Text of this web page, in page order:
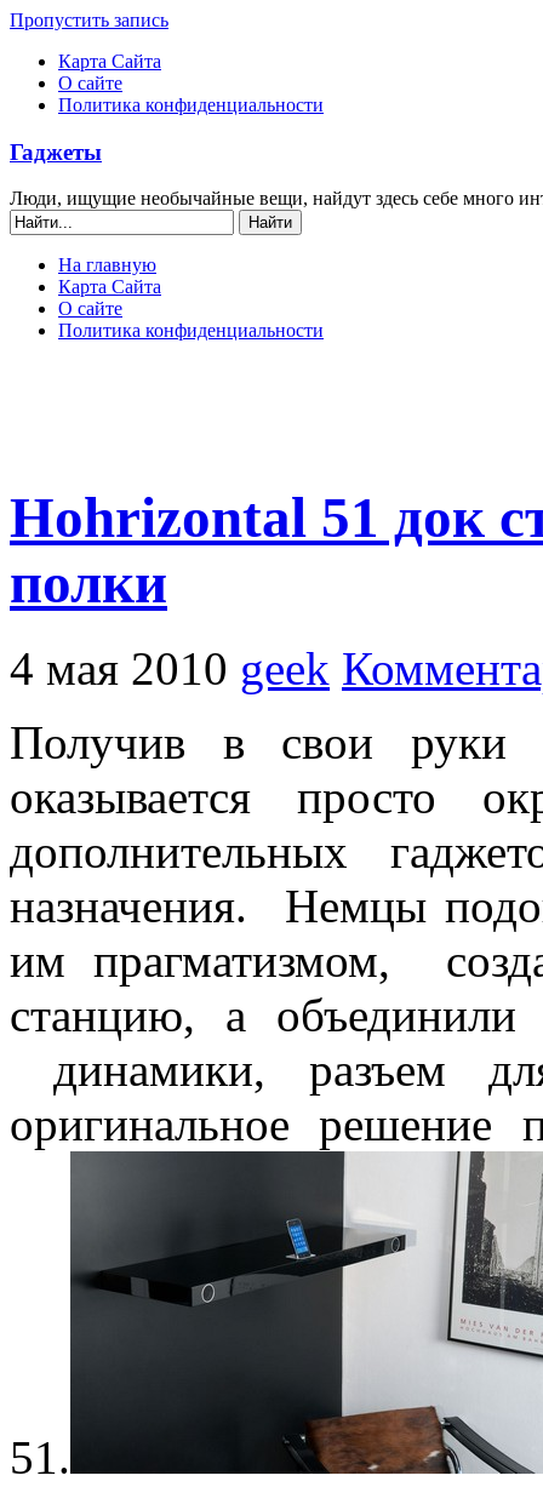
Пропустить запись
Карта Сайта
О сайте
Политика конфиденциальности
Гаджеты
Люди, ищущие необычайные вещи, найдут здесь себе много
На главную
Карта Сайта
О сайте
Политика конфиденциальности
Hohrizontal 51 док
полки
4 мая 2010 geek
Получив в свои руки
оказывается просто
дополнительных
назначения. Немцы
им прагматизмом,
станцию, а
динамики, разъем
оригинальное решение
51.